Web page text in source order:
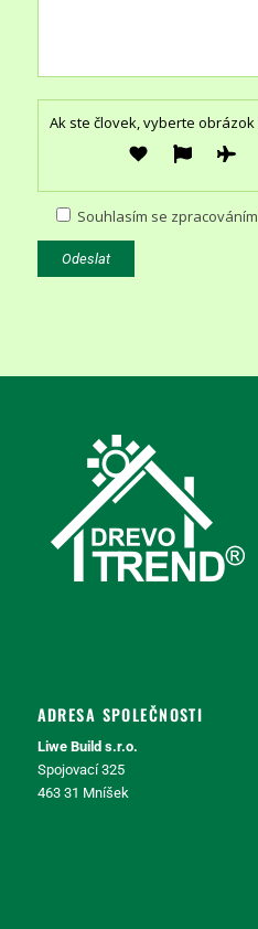
Ak ste človek, vyberte obrázok
Souhlasím se zpracováním
ADRESA SPOLEČNOSTI
Liwe Build s.r.o.
Spojovací 325
463 31 Mníšek